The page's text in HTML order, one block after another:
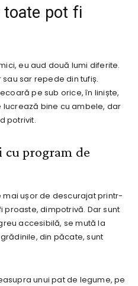
toate pot fi
eu aud două lumi diferite.
sar repede din tufiș.
pe sub orice, în liniște,
bine cu ambele, dar
potrivit.
program de
mai ușor de descurajat printr-
proaste, dimpotrivă. Dar sunt
accesibilă, se mută la
din păcate, sunt
unui pat de legume, pe